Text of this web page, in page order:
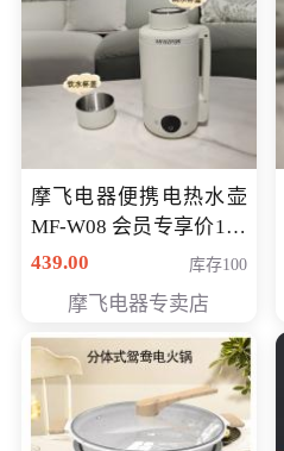
摩飞电器便携电热水壶
MF-W08 会员专享价198
元
439.00 库存100
摩飞电器专卖店